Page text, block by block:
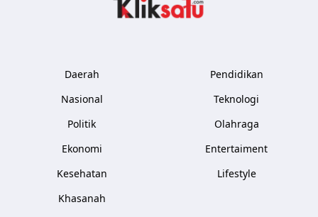
Daerah
Nasional
Politik
Ekonomi
Kesehatan
Khasanah
Pendidikan
Teknologi
Olahraga
Entertaiment
Lifestyle